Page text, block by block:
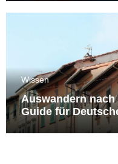
Wissen
Auswandern
Guide für